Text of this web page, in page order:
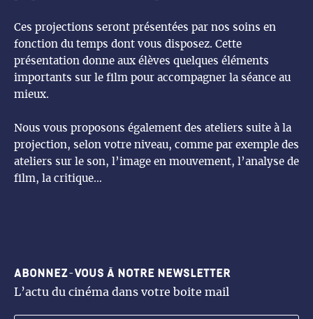
Ces projections seront présentées par nos soins en
fonction du temps dont vous disposez. Cette
présentation donne aux élèves quelques éléments
importants sur le film pour accompagner la séance au
mieux.
Nous vous proposons également des ateliers suite à la
projection, selon votre niveau, comme par exemple des
ateliers sur le son, l’image en mouvement, l’analyse de
film, la critique…
Abonnez-vous à notre newsletter
L’actu du cinéma dans votre boite mail